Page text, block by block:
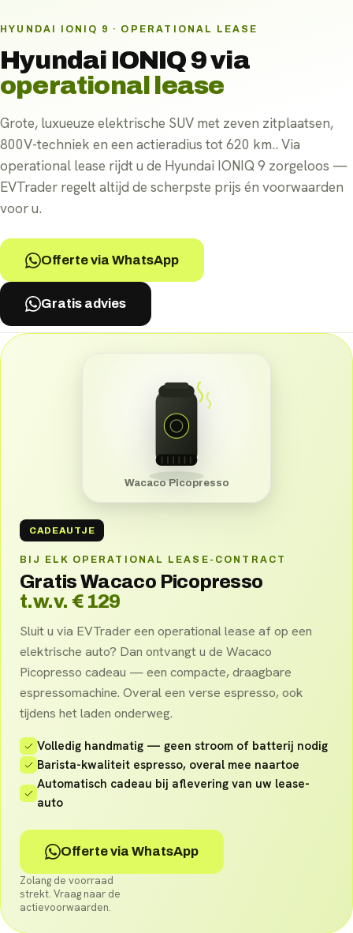
HYUNDAI IONIQ 9 · OPERATIONAL LEASE
Hyundai IONIQ 9via
operational lease
Grote, luxueuze elektrische SUV met zeven zitplaatsen,
800V-techniek en een actieradius tot 620 km.. Via
operational lease rijdt u de Hyundai IONIQ 9 zorgeloos —
EVTrader regelt altijd de scherpste prijs én voorwaarden
voor u.
Offerte via WhatsApp
Gratis advies
CADEAUTJE
BIJ ELK OPERATIONAL LEASE-CONTRACT
Gratis Wacaco Picopresso
t.w.v. € 129
Sluit u via EVTrader een operational lease af op een
elektrische auto? Dan ontvangt u de Wacaco
Picopresso cadeau — een compacte, draagbare
espressomachine. Overal een verse espresso, ook
tijdens het laden onderweg.
Volledig handmatig — geen stroom of batterij nodig
Barista-kwaliteit espresso, overal mee naartoe
Automatisch cadeau bij aflevering van uw lease-
auto
Offerte via WhatsApp
Zolang de voorraad
strekt. Vraag naar de
actievoorwaarden.
Wacaco Picopresso